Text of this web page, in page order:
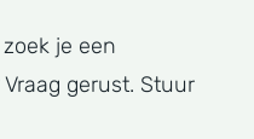
je een
gerust. Stuur